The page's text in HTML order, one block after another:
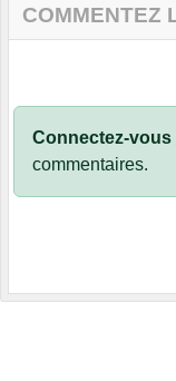
COMMENTEZ
Connectez-vous
commentaires.